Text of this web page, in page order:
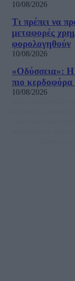
10/08/2026
Τι πρέπει να
μεταφορές
φορολογηθούν
10/08/2026
«Οδύσσεια»: Η
πιο
10/08/2026